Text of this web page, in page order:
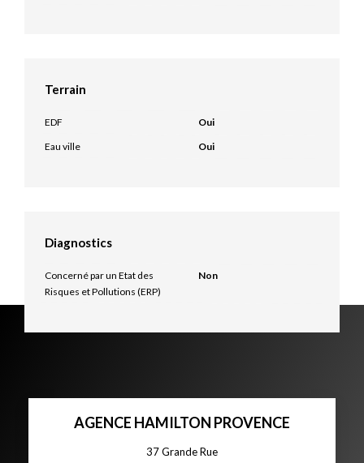
Terrain
EDF
Oui
Eau ville
Oui
Diagnostics
Concerné par un Etat des
Risques et Pollutions (ERP)
Non
AGENCE HAMILTON PROVENCE
37 Grande Rue